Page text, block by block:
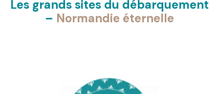
Les grands sites du débarquement
– Normandie éternelle